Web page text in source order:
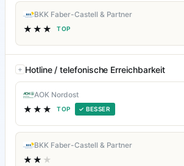
BKK Faber-Castell & Partner
★★★ TOP
Hotline / telefonische Erreichbarkeit
AOK Nordost
★★★ TOP ✓ BESSER
BKK Faber-Castell & Partner
★★ ★